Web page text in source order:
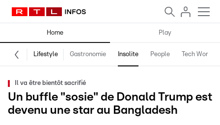
Home Play
Lifestyle Gastronomie Insolite People Tech World
Il va être bientôt sacrifié
Un buffle "sosie" de Donald Trump est
devenu une star au Bangladesh